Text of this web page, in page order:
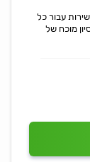
עבור כל
מוכח של